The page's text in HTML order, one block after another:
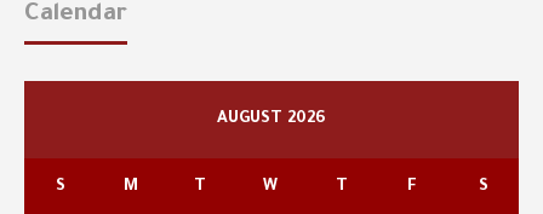
Calendar
AUGUST 2026
S M T W T F S